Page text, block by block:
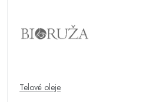
Telové oleje